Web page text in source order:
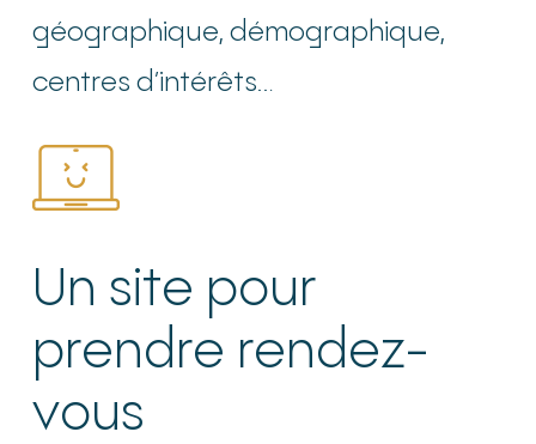
géographique, démographique,
centres d’intérêts…
Un site pour
prendre rendez-
vous